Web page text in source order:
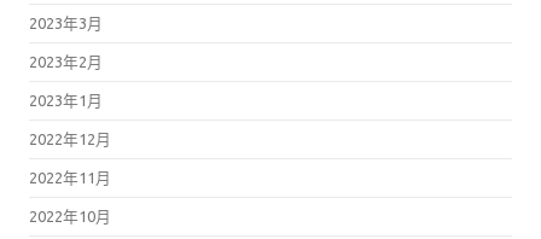
2023年3月
2023年2月
2023年1月
2022年12月
2022年11月
2022年10月